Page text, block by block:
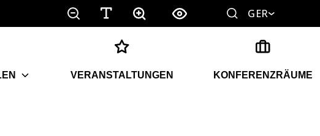
GER
VERANSTALTUNGEN KONFERENZRÄUME